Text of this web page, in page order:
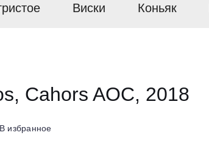
Виски Коньяк
Cahors AOC, 2018
В избранное